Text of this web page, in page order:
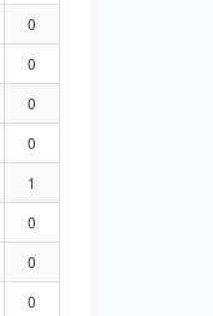
0
0
0
0
1
0
0
0